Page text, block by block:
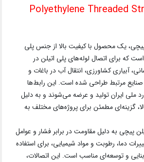
Polyethylene Threaded
یک محصول با کیفیت بالا از جنس پلی
است که برای اتصال لوله‌های پلی اتیلن در
آبیاری کشاورزی، انتقال آب در باغات و
صنایع مرتبط طراحی شده است. این رابط‌ها
ملی ایران تولید و عرضه می‌شوند و به دلیل
گزینه‌ای مطمئن برای پروژه‌های مختلف به
پیچی به دلیل مقاومت در برابر فشار و عوامل
دما، رطوبت و مواد شیمیایی، برای استفاده
و توسعه‌ای مناسب است. این اتصالات،